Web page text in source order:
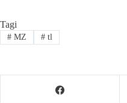
Tagi
#MZ #tl